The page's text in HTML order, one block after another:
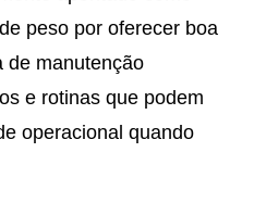
peso por oferecer boa
de manutenção
e rotinas que podem
operacional quando